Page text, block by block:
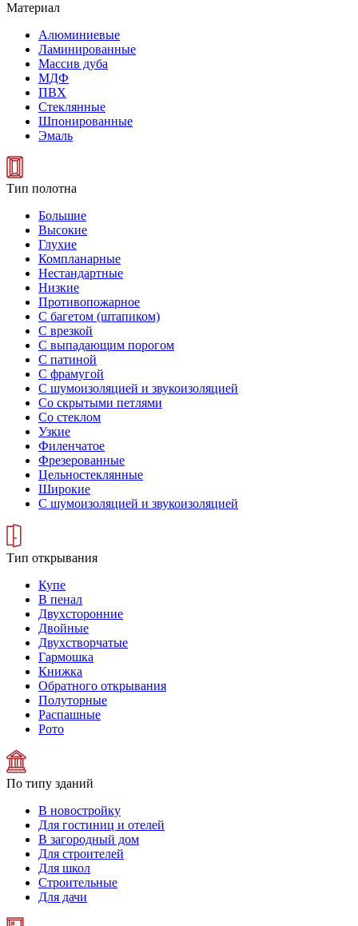
Материал
Алюминиевые
Ламинированные
Массив дуба
МДФ
ПВХ
Стеклянные
Шпонированные
Эмаль
Тип полотна
Большие
Высокие
Глухие
Компланарные
Нестандартные
Низкие
Противопожарное
С багетом (штапиком)
С врезкой
С выпадающим порогом
С патиной
С фрамугой
С шумоизоляцией и звукоизоляцией
Со скрытыми петлями
Со стеклом
Узкие
Филенчатое
Фрезерованные
Цельностеклянные
Широкие
С шумоизоляцией и звукоизоляцией
Тип открывания
Купе
В пенал
Двухсторонние
Двойные
Двухстворчатые
Гармошка
Книжка
Обратного открывания
Полуторные
Распашные
Рото
По типу зданий
В новостройку
Для гостиниц и отелей
В загородный дом
Для строителей
Для школ
Строительные
Для дачи